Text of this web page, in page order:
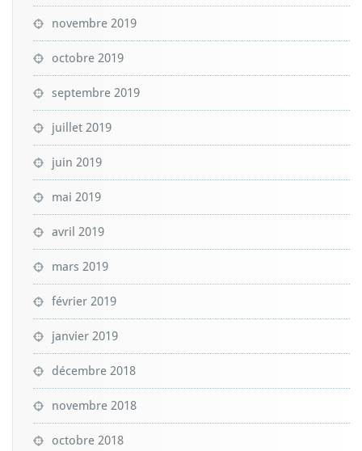
novembre 2019
octobre 2019
septembre 2019
juillet 2019
juin 2019
mai 2019
avril 2019
mars 2019
février 2019
janvier 2019
décembre 2018
novembre 2018
octobre 2018